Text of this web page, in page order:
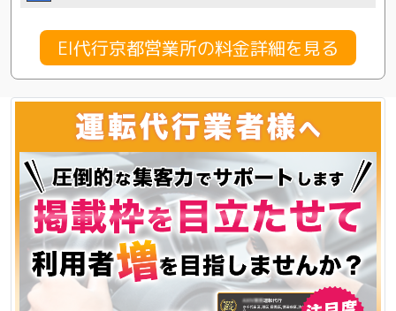
EI代行京都営業所の料金詳細を見る